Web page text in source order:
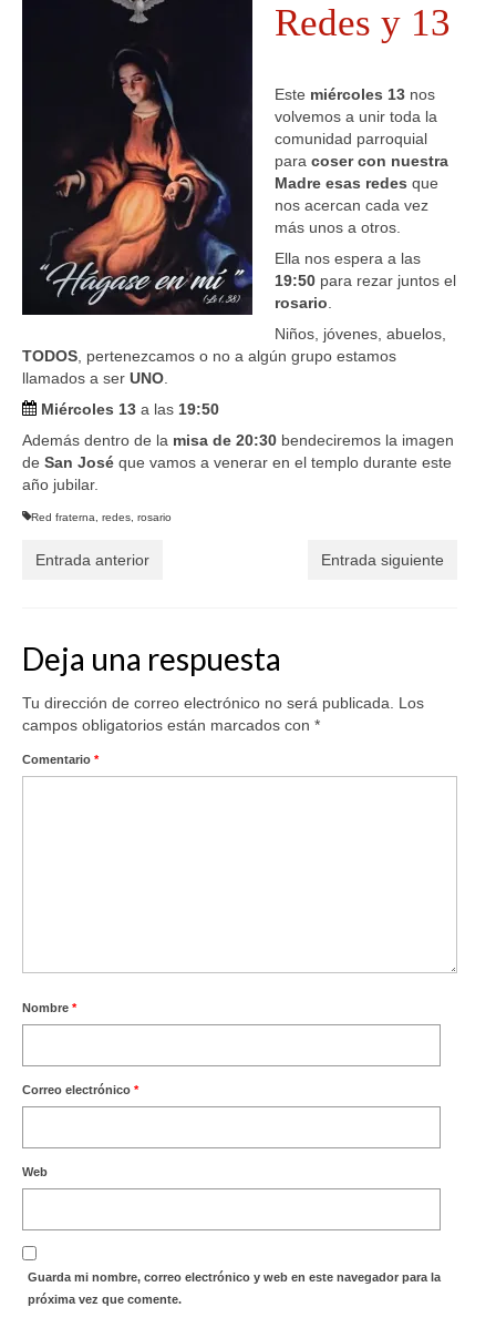
BUENOS SUCESOS Redes y 13
Este miércoles 13 nos
volvemos a unir toda la
comunidad parroquial
para coser con nuestra
Madre esas redes que
nos acercan cada vez
más unos a otros.
Ella nos espera a las
19:50 para rezar juntos el
rosario.
Niños, jóvenes, abuelos,
TODOS, pertenezcamos o no a algún grupo estamos
llamados a ser UNO.
Miércoles 13 a las 19:50
Además dentro de la misa de 20:30 bendeciremos la imagen
de San José que vamos a venerar en el templo durante este
año jubilar.
Red fraterna, redes, rosario
Entrada anterior Entrada siguiente
Deja una respuesta
Tu dirección de correo electrónico no será publicada. Los
campos obligatorios están marcados con *
Comentario *
Nombre *
Correo electrónico *
Web
Guarda mi nombre, correo electrónico y web en este navegador para la
próxima vez que comente.